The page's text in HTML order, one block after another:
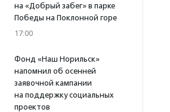
на «Добрый забег» в парке
Победы на Поклонной горе
17:00
Фонд «Наш Норильск»
напомнил об осенней
заявочной кампании
на поддержку социальных
проектов